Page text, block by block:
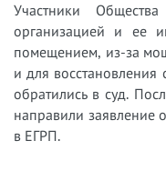
Участники
организацией и ее
помещением, из-за
и для
обратились в суд.
направили заявление
в ЕГРП.